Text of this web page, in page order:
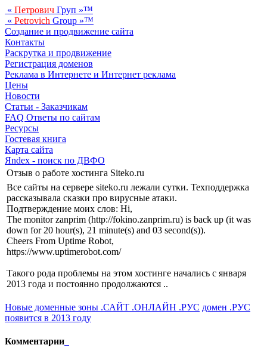
« Петрович Груп »™
« Petrovich Group »™
Создание и продвижение сайта
Контакты
Раскрутка и продвижение
Регистрация доменов
Реклама в Интернете и Интернет реклама
Цены
Новости
Статьи - Заказчикам
FAQ Ответы по сайтам
Ресурсы
Гостевая книга
Карта сайта
Яndex - поиск по ДВФО
Отзыв о работе хостинга Siteko.ru
Все сайты на сервере siteko.ru лежали сутки. Техподдержка
рассказывала сказки про вирусные атаки.
Подтверждение моих слов: Hi,
The monitor zanprim (http://fokino.zanprim.ru) is back up (it was
down for 20 hour(s), 21 minute(s) and 03 second(s)).
Cheers From Uptime Robot,
https://www.uptimerobot.com/
Такого рода проблемы на этом хостинге начались с января
2013 года и постоянно продолжаются ..
Новые доменные зоны .САЙТ .ОНЛАЙН .РУС домен .РУС
появится в 2013 году
Комментарии